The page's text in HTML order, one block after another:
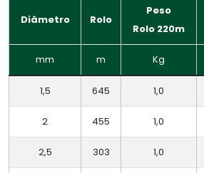
Diâmetro Rolo
Peso
Rolo 220m
mm m Kg
1,5 645 1,0
2 455 1,0
2,5 303 1,0